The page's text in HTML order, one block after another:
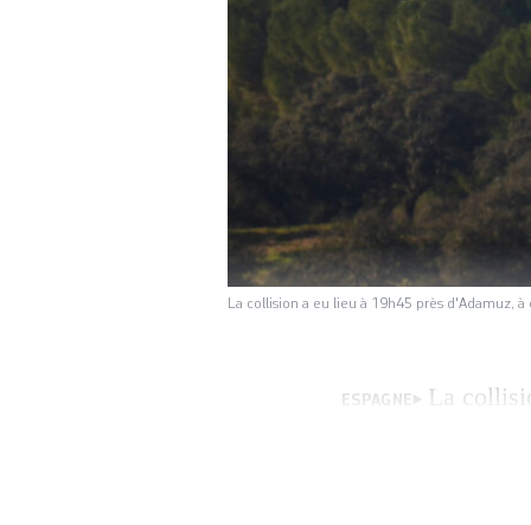
La collision a eu lieu à 19h45 près d'Adamuz, à
ESPAGNE
La